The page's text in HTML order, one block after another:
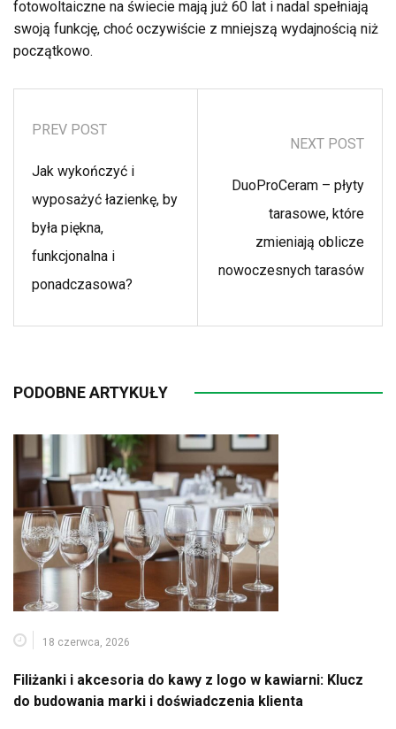
fotowoltaiczne na świecie mają już 60 lat i nadal spełniają
swoją funkcję, choć oczywiście z mniejszą wydajnością niż
początkowo.
PREV POST
Jak wykończyć i
wyposażyć łazienkę, by
była piękna,
funkcjonalna i
ponadczasowa?
NEXT POST
DuoProCeram – płyty
tarasowe, które
zmieniają oblicze
nowoczesnych tarasów
PODOBNE ARTYKUŁY
18 czerwca, 2026
Filiżanki i akcesoria do kawy z logo w kawiarni: Klucz
do budowania marki i doświadczenia klienta